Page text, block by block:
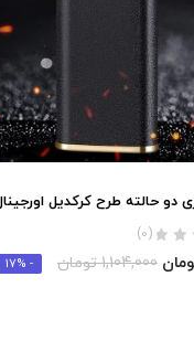
دو حالته طرح کرکدیل
(0)
1,104,000 تومان - 17%